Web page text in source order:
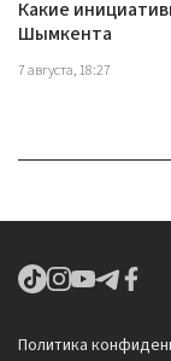
Какие
Шымкента
7 августа, 18:27
Политика